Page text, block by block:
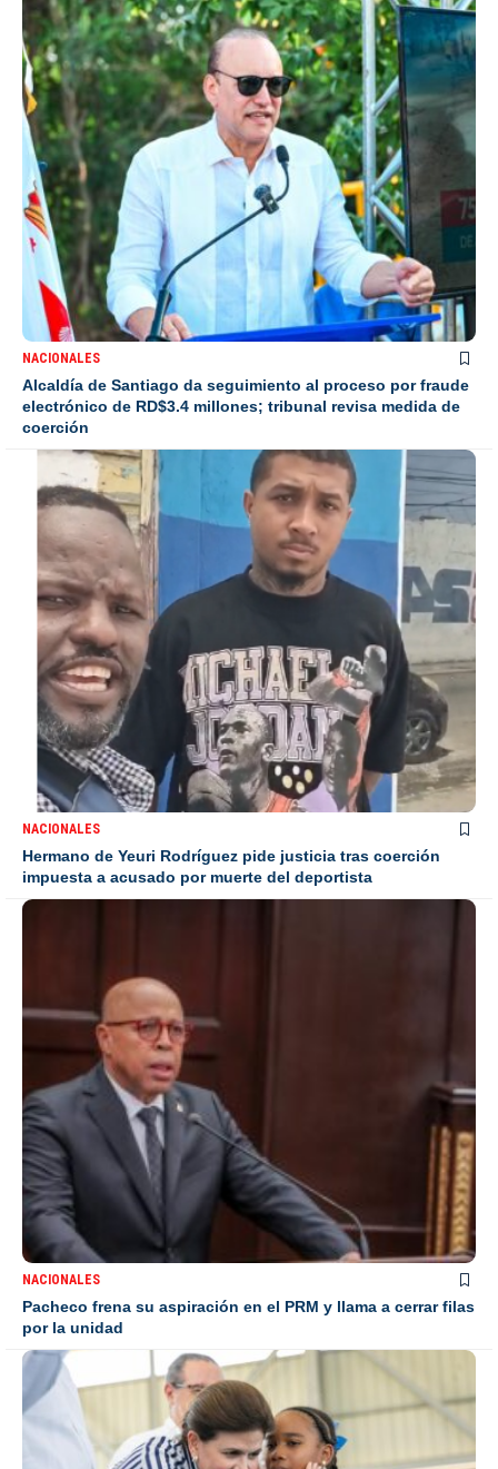
NACIONALES
Alcaldía de Santiago da seguimiento al proceso por fraude
electrónico de RD$3.4 millones; tribunal revisa medida de
coerción
NACIONALES
Hermano de Yeuri Rodríguez pide justicia tras coerción
impuesta a acusado por muerte del deportista
NACIONALES
Pacheco frena su aspiración en el PRM y llama a cerrar filas
por la unidad